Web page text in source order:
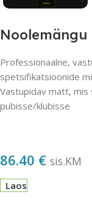
Professionaalne,
spetsifikatsioonide
Vastupidav matt, mis
pubisse/klubisse
86.40 € sis.KM
Laos